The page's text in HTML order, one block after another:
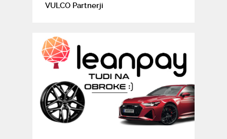
VULCO Partnerji